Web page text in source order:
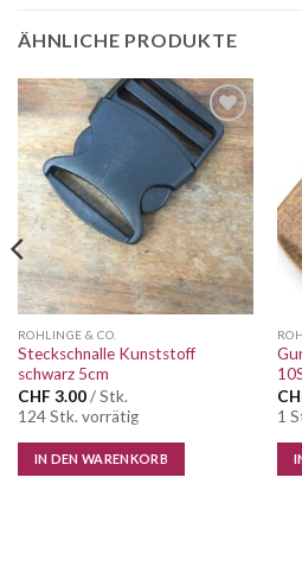
ÄHNLICHE PRODUKTE
Auf die
Wunschliste
ROHLINGE & CO.
Steckschnalle Kunststoff
schwarz 5cm
CHF 3.00/ Stk.
124 Stk. vorrätig
IN DEN WARENKORB
1